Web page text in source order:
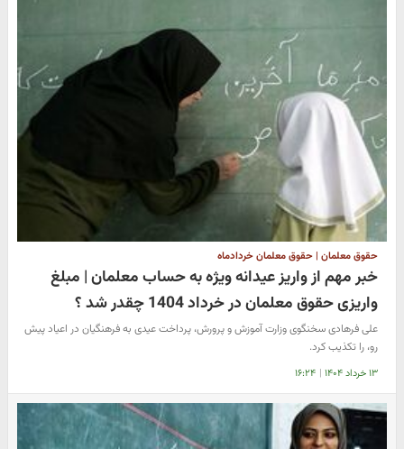
حقوق معلمان | حقوق معلمان خردادماه
خبر مهم از واریز عیدانه ویژه به حساب معلمان | مبلغ
واریزی حقوق معلمان در خرداد 1404 چقدر شد ؟
علی فرهادی سخنگوی وزارت آموزش و پرورش، پرداخت عیدی به فرهنگیان در اعیاد پیش
رو، را تکذیب کرد.
۱۳ خرداد ۱۴۰۴ | ۱۶:۲۴